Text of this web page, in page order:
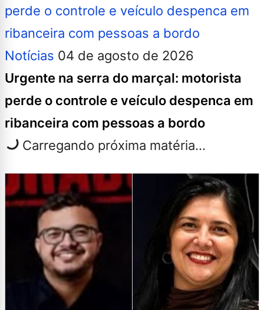
Notícias 04 de agosto de 2026
Urgente na serra do marçal: motorista
perde o controle e veículo despenca em
ribanceira com pessoas a bordo
Carregando próxima matéria...